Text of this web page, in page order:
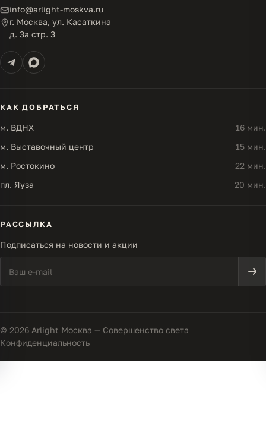
info@arlight-moskva.ru
г. Москва, ул. Касаткина
д. 3а стр. 3
КАК ДОБРАТЬСЯ
м. ВДНХ
16 мин.
м. Выставочный центр
15 мин.
м. Ростокино
22 мин.
пл. Яуза
20 мин.
РАССЫЛКА
Подписаться на новости и акции
© 2026 Arlight Москва — Совершенство света
Конфиденциальность